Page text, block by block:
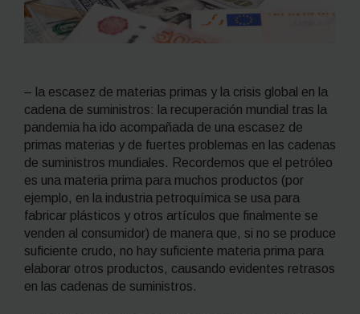
– la escasez de materias primas y la crisis global en la
cadena de suministros: la recuperación mundial tras la
pandemia ha ido acompañada de una escasez de
primas materias y de fuertes problemas en las cadenas
de suministros mundiales. Recordemos que el petróleo
es una materia prima para muchos productos (por
ejemplo, en la industria petroquímica se usa para
fabricar plásticos y otros artículos que finalmente se
venden al consumidor) de manera que, si no se produce
suficiente crudo, no hay suficiente materia prima para
elaborar otros productos, causando evidentes retrasos
en las cadenas de suministros.